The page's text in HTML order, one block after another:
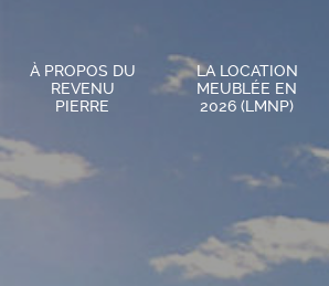
À PROPOS DU
REVENU
PIERRE
LA LOCATION
MEUBLÉE EN
2026 (LMNP)